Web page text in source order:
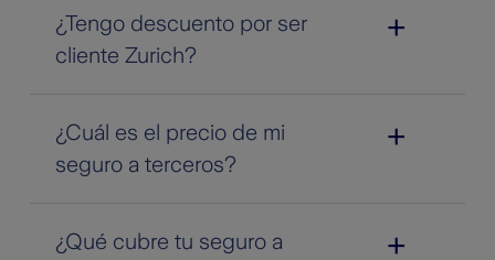
¿Tengo descuento por ser
cliente Zurich?
¿Cuál es el precio de mi
seguro a terceros?
¿Qué cubre tu seguro a